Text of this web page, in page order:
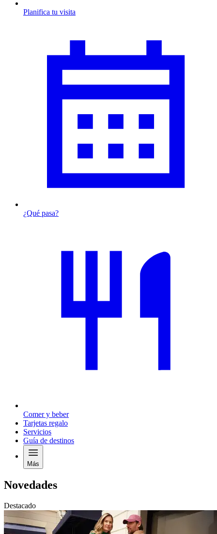
Planifica tu visita
¿Qué pasa?
Comer y beber
Tarjetas regalo
Servicios
Guía de destinos
Más
Novedades
Destacado